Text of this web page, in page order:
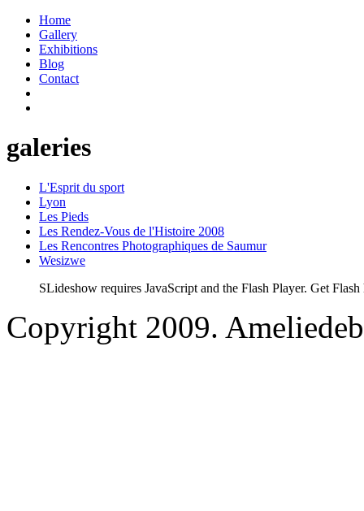
Home
Gallery
Exhibitions
Blog
Contact
galeries
L'Esprit du sport
Lyon
Les Pieds
Les Rendez-Vous de l'Histoire 2008
Les Rencontres Photographiques de Saumur
Wesizwe
SLideshow requires JavaScript and the Flash Player. Get Flash
Copyright 2009.